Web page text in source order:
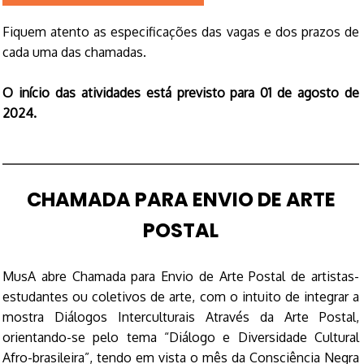
Fiquem atento as especificações das vagas e dos prazos de
cada uma das chamadas.
O início das atividades está previsto para 01 de agosto de
2024.
CHAMADA PARA ENVIO DE ARTE
POSTAL
MusA abre Chamada para Envio de Arte Postal de artistas-
estudantes ou coletivos de arte, com o intuito de integrar a
mostra Diálogos Interculturais Através da Arte Postal,
orientando-se pelo tema “Diálogo e Diversidade Cultural
Afro-brasileira”, tendo em vista o mês da Consciência Negra